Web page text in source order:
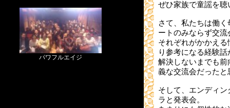
パワフルエイジ
ぜひ家族で童謡を
さて、私たちは働
ートのみならず交流
それぞれがかかえ
り参考になる経験
解決しないまでも
義な交流会だったと
そして、エンディ
ラと発表会。